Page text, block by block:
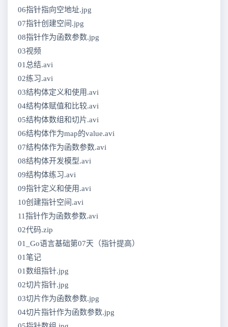
06指针指向空地址.jpg
07指针创建空间.jpg
08指针作为函数参数.jpg
03视频
01总结.avi
02练习.avi
03结构体定义和使用.avi
04结构体赋值和比较.avi
05结构体数组和切片.avi
06结构体作为map的value.avi
07结构体作为函数参数.avi
08结构体开发模型.avi
09结构体练习.avi
09指针定义和使用.avi
10创建指针空间.avi
11指针作为函数参数.avi
02代码.zip
01_Go语言基础第07天（指针提高）
01笔记
01数组指针.jpg
02切片指针.jpg
03切片作为函数参数.jpg
04切片指针作为函数参数.jpg
05指针数组.jpg